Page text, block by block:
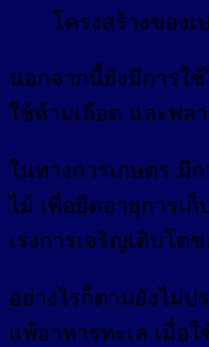
โครงสร้างของเ
นอกจากนี้ยังมีการใ
ใช้ห้ามเลือด และพล
ในทางการเกษตร มี
ไม้ เพื่อยืดอายุการเ
เร่งการเจริญเติบโต
อย่างไรก็ตามยังไม่
แพ้อาหารทะเล เมื่